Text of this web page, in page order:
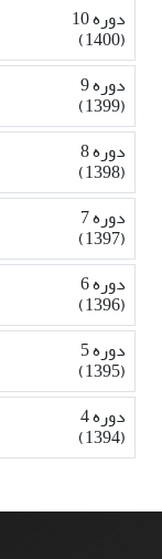
دوره 10
(1400)
دوره 9
(1399)
دوره 8
(1398)
دوره 7
(1397)
دوره 6
(1396)
دوره 5
(1395)
دوره 4
(1394)